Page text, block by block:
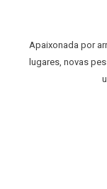
Apaixonada por
lugares, novas